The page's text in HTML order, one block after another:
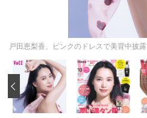
戸田恵梨香、ピンクのドレスで美背中披露
‹